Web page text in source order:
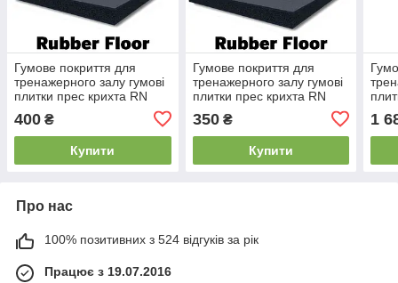
Гумове покриття для
тренажерного залу гумові
плитки прес крихта RN
Sport Rubber Floor 500 x
500 x 20 мм
400 ₴
Купити
Гумове покриття для
тренажерного залу гумові
плитки прес крихта RN
Sport Rubber Floor 500 x
500 x 12 мм
350₴
Купити
шт.)
1
Про нас
100% позитивних з 524 відгуків за рік
Працює з 19.07.2016